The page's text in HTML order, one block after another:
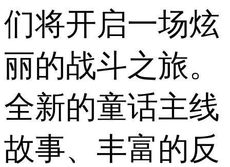
们将开启一场炫
丽的战斗之旅。
全新的童话主线
故事、丰富的反